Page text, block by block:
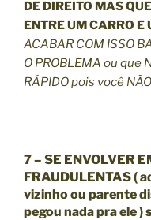
DE DIREITO MAS QUE
ENTREUM CARRO
ACABAR COM ISSO
O PROBLEMA ou que
RÁPIDO pois você
7 – SE ENVOLVER
FRAUDULENTAS (
vizinho ou parente
pegou nada pra ele )